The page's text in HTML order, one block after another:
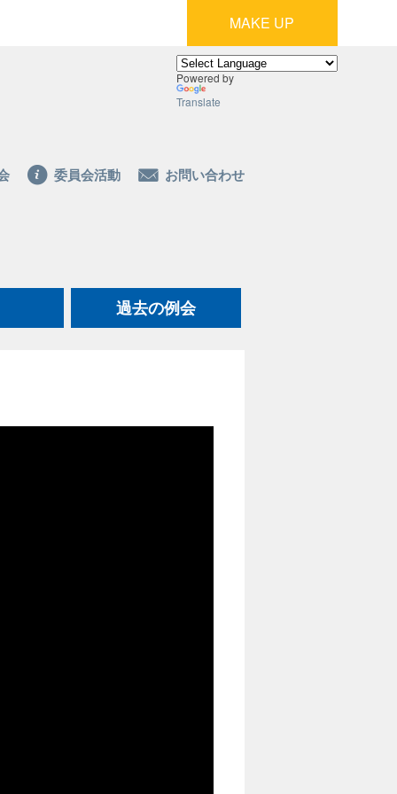
MAKE UP
Powered by
Translate
委員会活動 お問い合わせ
過去の例会